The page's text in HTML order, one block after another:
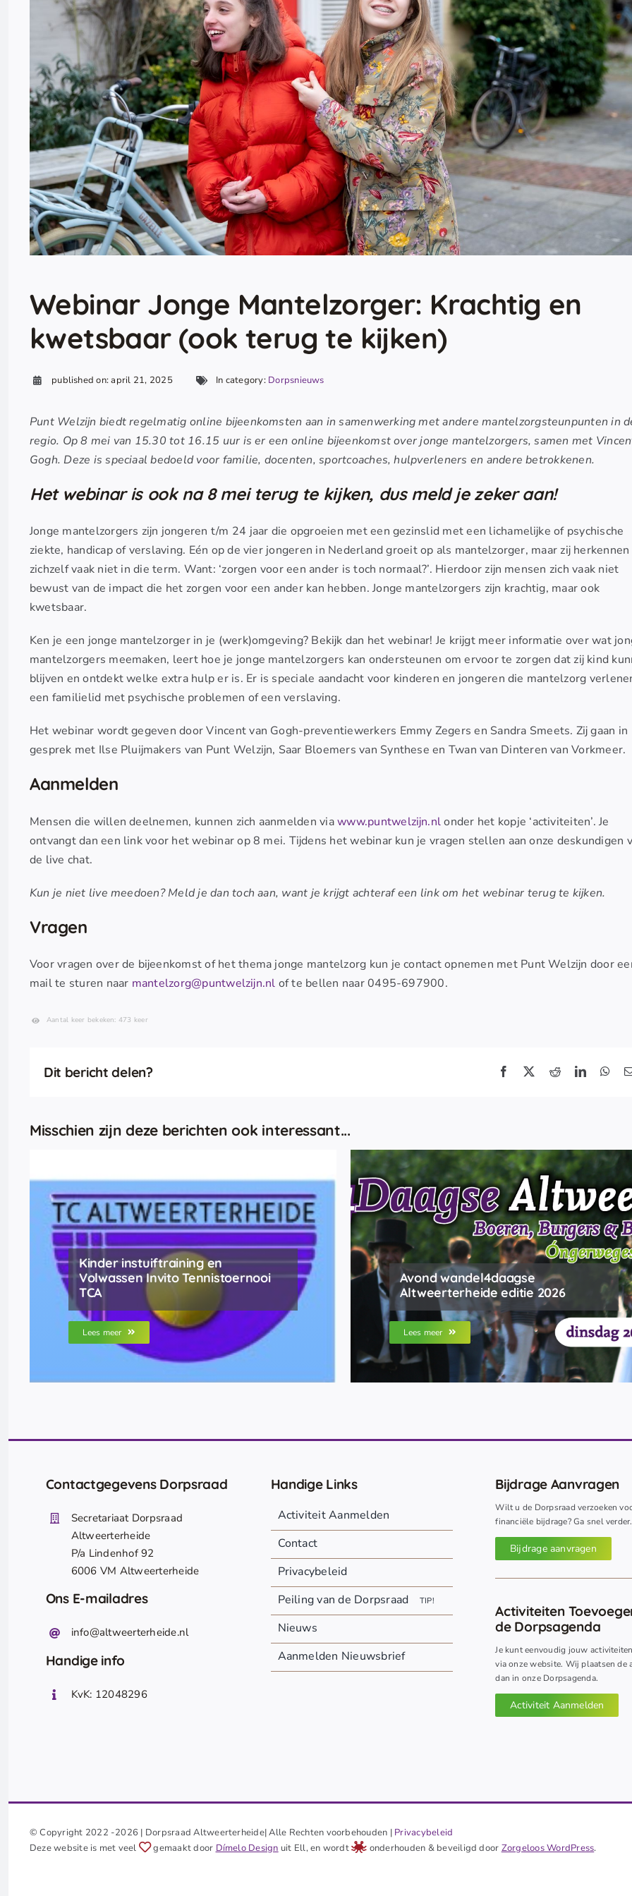
Webinar Jonge Mantelzorger: Krachtig en
kwetsbaar (ook terug te kijken)
published on: april 21, 2025 In category: Dorpsnieuws
Punt Welzijn biedt regelmatig online bijeenkomsten aan in samenwerking met andere mantelzorgsteunpunten in
regio. Op 8 mei van 15.30 tot 16.15 uur is er een online bijeenkomst over jonge mantelzorgers, samen met
Gogh. Deze is speciaal bedoeld voor familie, docenten, sportcoaches, hulpverleners en andere betrokkenen.
Het webinar is ook na 8 mei terug te kijken, dus meld je zeker aan!
Jonge mantelzorgers zijn jongeren t/m 24 jaar die opgroeien met een gezinslid met een lichamelijke of psychische
ziekte, handicap of verslaving. Eén op de vier jongeren in Nederland groeit op als mantelzorger, maar zij herkennen
zichzelf vaak niet in die term. Want: ‘zorgen voor een ander is toch normaal?’. Hierdoor zijn mensen zich vaak niet
bewust van de impact die het zorgen voor een ander kan hebben. Jonge mantelzorgers zijn krachtig, maar ook
kwetsbaar.
Ken je een jonge mantelzorger in je (werk)omgeving? Bekijk dan het webinar! Je krijgt meer informatie over wat
mantelzorgers meemaken, leert hoe je jonge mantelzorgers kan ondersteunen om ervoor te zorgen dat zij kind
blijven en ontdekt welke extra hulp er is. Er is speciale aandacht voor kinderen en jongeren die mantelzorg
een familielid met psychische problemen of een verslaving.
Het webinar wordt gegeven door Vincent van Gogh-preventiewerkers Emmy Zegers en Sandra Smeets. Zij gaan in
gesprek met Ilse Pluijmakers van Punt Welzijn, Saar Bloemers van Synthese en Twan van Dinteren van Vorkmeer.
Aanmelden
Mensen die willen deelnemen, kunnen zich aanmelden viawww.puntwelzijn.nlonder het kopje ‘activiteiten’. Je
ontvangt dan een link voor het webinar op 8 mei. Tijdens het webinar kun je vragen stellen aan onze deskundigen
de live chat.
Kun je niet live meedoen? Meld je dan toch aan, want je krijgt achteraf een link om het webinar terug te kijken.
Vragen
Voor vragen over de bijeenkomst of het thema jonge mantelzorg kun je contact opnemen met Punt Welzijn door
mail te sturen naar mantelzorg@puntwelzijn.nl of te bellen naar 0495-697900.
Aantal keer bekeken: 473 keer
Dit bericht delen?
Misschien zijn deze berichten ook interessant...
Kinder instuiftraining en
Volwassen Invito Tennistoernooi
TCA
Lees meer
Avond wandel4daagse
Altweerterheide editie 2026
Lees meer
Contactgegevens Dorpsraad
Secretariaat Dorpsraad
Altweerterheide
P/a Lindenhof 92
6006 VM Altweerterheide
Ons E-mailadres
info@altweerterheide.nl
Handige info
KvK: 12048296
Handige Links
Activiteit Aanmelden
Contact
Privacybeleid
Peiling van de Dorpsraad
TIP!
Nieuws
Aanmelden Nieuwsbrief
Bijdrage Aanvragen
Wilt u de Dorpsraad verzoeken
financiële bijdrage? Ga snel verder.
Bijdrage aanvragen
Activiteiten
de Dorpsagenda
Je kunt eenvoudig jouw
via onze website. Wij plaatsen de
dan in onze Dorpsagenda.
Activiteit Aanmelden
© Copyright 2022 -2026 | Dorpsraad Altweerterheide| Alle Rechten voorbehouden | Privacybeleid
Deze website is met veel
gemaakt door Dímelo Design uit Ell, en wordt onderhouden & beveiligd door Zorgeloos WordPress.